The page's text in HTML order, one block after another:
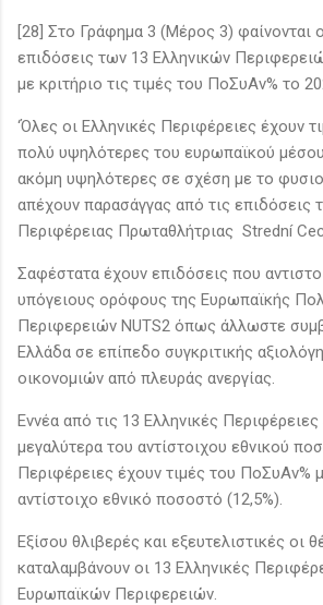
[28] Στο Γράφημα 3 (Μέρος 3) φαίνονται
επιδόσεις των 13 Ελληνικών
με κριτήριο τις τιμές του ΠοΣυΑν% το
‘Όλες οι Ελληνικές Περιφέρειες έχουν
πολύ υψηλότερες του ευρωπαϊκού
ακόμη υψηλότερες σε σχέση με το
απέχουν παρασάγγας από τις επιδόσεις
Περιφέρειας Πρωταθλήτριας Strední
Σαφέστατα έχουν επιδόσεις που
υπόγειους ορόφους της Ευρωπαϊκής
Περιφερειών NUTS2 όπως άλλωστε
Ελλάδα σε επίπεδο συγκριτικής
οικονομιών από πλευράς ανεργίας.
Εννέα από τις 13 Ελληνικές
μεγαλύτερα του αντίστοιχου εθνικού
Περιφέρειες έχουν τιμές του ΠοΣυΑν%
αντίστοιχο εθνικό ποσοστό (12,5%).
Εξίσου θλιβερές και εξευτελιστικές οι
καταλαμβάνουν οι 13 Ελληνικές
Ευρωπαϊκών Περιφερειών.